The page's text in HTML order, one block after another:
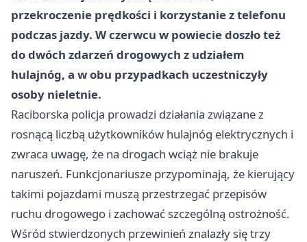
przekroczenie prędkości i korzystanie z telefonu
podczas jazdy. W czerwcu w powiecie doszło też
do dwóch zdarzeń drogowych z udziałem
hulajnóg, a w obu przypadkach uczestniczyły
osoby nieletnie.
Raciborska policja prowadzi działania związane z
rosnącą liczbą użytkowników hulajnóg elektrycznych i
zwraca uwagę, że na drogach wciąż nie brakuje
naruszeń. Funkcjonariusze przypominają, że kierujący
takimi pojazdami muszą przestrzegać przepisów
ruchu drogowego i zachować szczególną ostrożność.
Wśród stwierdzonych przewinień znalazły się trzy